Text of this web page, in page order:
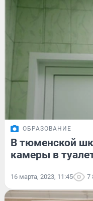
ОБРАЗОВАНИЕ
В тюменской
камеры в
16 марта, 2023, 11:45 7